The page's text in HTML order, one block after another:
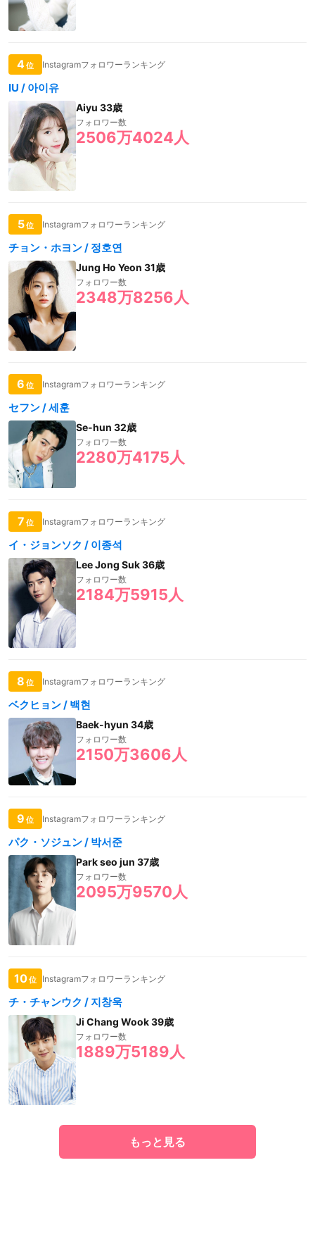
4位 Instagramフォロワーランキング
IU / 아이유
Aiyu 33歳
フォロワー数
2506万4024人
5位 Instagramフォロワーランキング
チョン・ホヨン / 정호연
Jung Ho Yeon 31歳
フォロワー数
2348万8256人
6 位 Instagramフォロワーランキング
セフン / 세훈
Se-hun 32歳
フォロワー数
2280万4175人
7 位 Instagramフォロワーランキング
イ・ジョンソク / 이종석
Lee Jong Suk 36歳
フォロワー数
2184万5915人
8 位 Instagramフォロワーランキング
ベクヒョン / 백현
Baek-hyun 34歳
フォロワー数
2150万3606人
9 位 Instagramフォロワーランキング
パク・ソジュン / 박서준
Park seo jun 37歳
フォロワー数
2095万9570人
10位 Instagramフォロワーランキング
チ・チャンウク / 지창욱
Ji Chang Wook 39歳
フォロワー数
1889万5189人
もっと見る